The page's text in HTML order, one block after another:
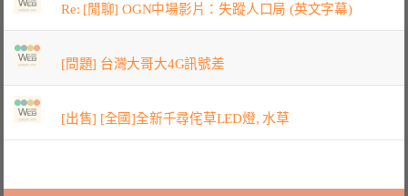
Re: [閒聊] OGN中場影片：失蹤人口局 (英文字幕)
[問題] 台灣大哥大4G訊號差
[出售] [全國]全新千尋侘草LED燈, 水草